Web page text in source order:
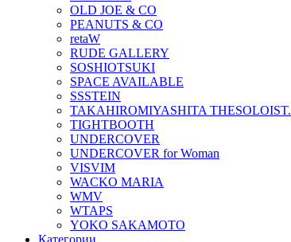
OLD JOE & CO
PEANUTS & CO
retaW
RUDE GALLERY
SOSHIOTSUKI
SPACE AVAILABLE
SSSTEIN
TAKAHIROMIYASHITA THESOLOIST.
TIGHTBOOTH
UNDERCOVER
UNDERCOVER for Woman
VISVIM
WACKO MARIA
WMV
WTAPS
YOKO SAKAMOTO
Категории